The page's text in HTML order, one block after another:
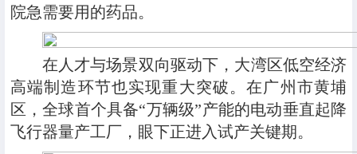
院急需要用的药品。
在人才与场景双向驱动下，大湾区低空经济
高端制造环节也实现重大突破。在广州市黄埔
区，全球首个具备“万辆级”产能的电动垂直起降
飞行器量产工厂，眼下正进入试产关键期。